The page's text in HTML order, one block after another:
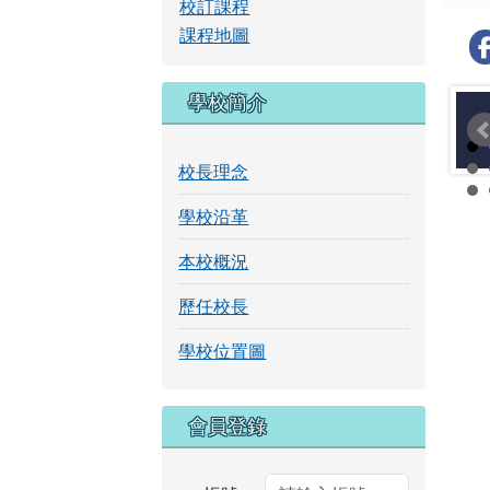
校訂課程
課程地圖
學校簡介
校長理念
學校沿革
本校概況
歷任校長
學校位置圖
右邊區域內容
會員登錄